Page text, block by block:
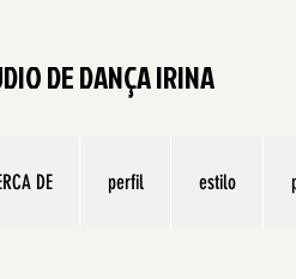
DE DANÇA IRINA
DE perfil estilo